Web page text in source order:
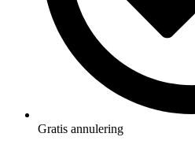
Gratis annulering